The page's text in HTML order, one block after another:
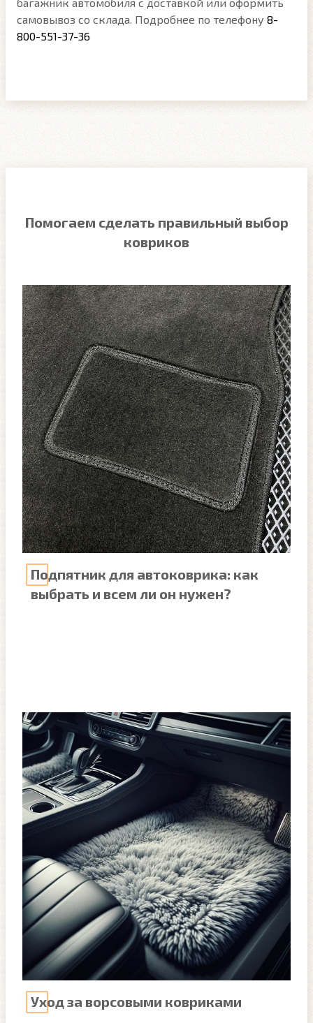
самовывоз со склада. Подробнее по телефону 8-
800-551-37-36
Помогаем сделать правильный выбор
ковриков
Подпятник для автоковрика: как
выбрать и всем ли он нужен?
Уход за ворсовыми ковриками